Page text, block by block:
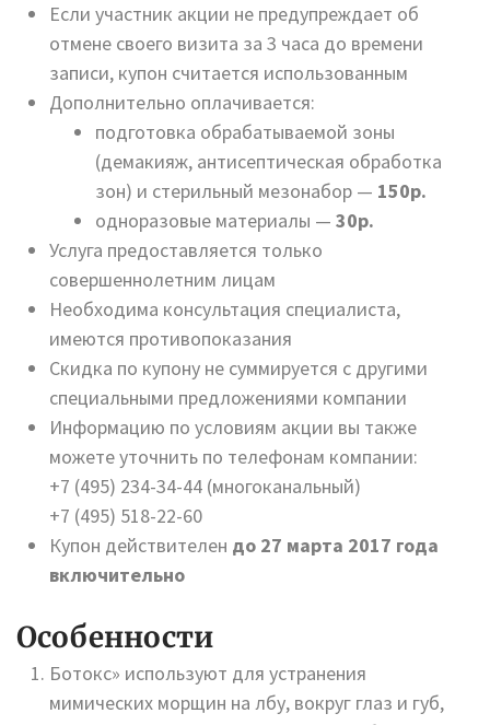
Если участник акции не предупреждает об
отмене своего визита за 3 часа до времени
записи, купон считается использованным
Дополнительно оплачивается:
подготовка обрабатываемой зоны
(демакияж, антисептическая обработка
зон) и стерильный мезонабор — 150р.
одноразовые материалы — 30р.
Услуга предоставляется только
совершеннолетним лицам
Необходима консультация специалиста,
имеются противопоказания
Скидка по купону не суммируется с другими
специальными предложениями компании
Информацию по условиям акции вы также
можете уточнить по телефонам компании:
+7 (495) 234-34-44 (многоканальный)
+7 (495) 518-22-60
Купон действителен до 27 марта 2017 года
включительно
Особенности
Ботокс» используют для устранения
мимических морщин на лбу, вокруг глаз и губ,